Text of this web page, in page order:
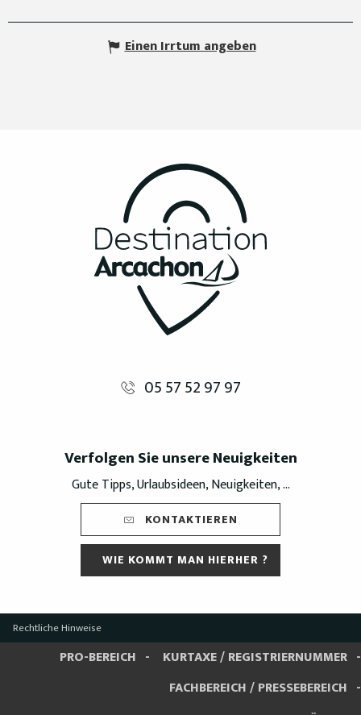
Einen Irrtum angeben
05 57 52 97 97
Verfolgen Sie unsere Neuigkeiten
Gute Tipps, Urlaubsideen, Neuigkeiten, ...
KONTAKTIEREN
WIE KOMMT MAN HIERHER ?
Rechtliche Hinweise
PRO-BEREICH
KURTAXE / REGISTRIERNUMMER
FACHBEREICH / PRESSEBEREICH